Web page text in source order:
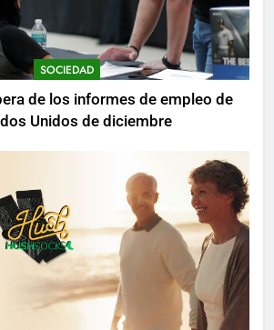
SOCIEDAD
de los informes de empleo de
Unidos de diciembre